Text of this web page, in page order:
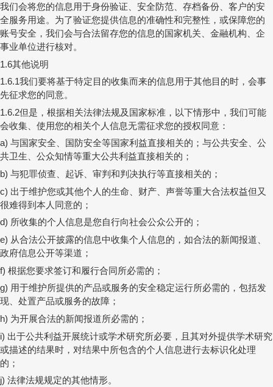
我们会将您的信息用于身份验证、安全防范、存档备份、客户的安
全服务用途。为了验证您提供信息的准确性和完整性，或保障您的
账号安全，我们会与合法留存您的信息的国家机关、金融机构、企
事业单位进行核对。
1.6其他说明
1.6.1我们要将基于特定目的收集而来的信息用于其他目的时，会事
先征求您的同意。
1.6.2但是，根据相关法律法规及国家标准，以下情形中，我们可能
会收集、使用您的相关个人信息无需征求您的授权同意：
a) 与国家安全、国防安全等国家利益直接相关的；与公共安全、公
共卫生、公众知情等重大公共利益直接相关的；
b) 与犯罪侦查、起诉、审判和判决执行等直接相关的；
c) 出于维护您或其他个人的生命、财产、声誉等重大合法权益但又
很难得到本人同意的；
d) 所收集的个人信息是您自行向社会公众公开的；
e) 从合法公开披露的信息中收集个人信息的，如合法的新闻报道、
政府信息公开等渠道；
f) 根据您要求签订和履行合同所必需的；
g) 用于维护所提供的产品或服务的安全稳定运行所必需的，包括发
现、处置产品或服务的故障；
h) 为开展合法的新闻报道所必需的；
i) 出于公共利益开展统计或学术研究所必要，且其对外提供学术研究
或描述的结果时，对结果中所包含的个人信息进行去标识化处理
的；
j) 法律法规规定的其他情形。